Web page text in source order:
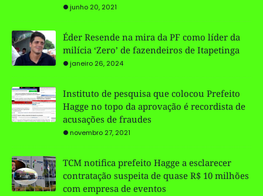
junho 20, 2021
Éder Resende na mira da PF como líder da
milícia ‘Zero’ de fazendeiros de Itapetinga
janeiro 26, 2024
Instituto de pesquisa que colocou Prefeito
Hagge no topo da aprovação é recordista de
acusações de fraudes
novembro 27, 2021
TCM notifica prefeito Hagge a esclarecer
contratação suspeita de quase R$ 10 milhões
com empresa de eventos